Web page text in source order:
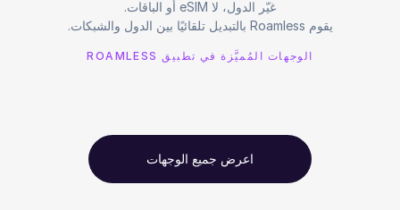
يقوم Roamless بالتبديل تلقائيًا بين الدول والشبكات.
الوجهات المُميَّزة في تطبيق ROAMLESS
اعرض جميع الوجهات